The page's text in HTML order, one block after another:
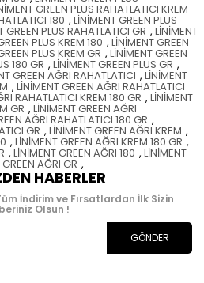
GREEN PLUS RAHATLATICI KREM
180 , LİNİMENT GREEN PLUS
GREEN PLUS RAHATLATICI GR , LİNİMENT
PLUS KREM 180 , LİNİMENT GREEN
PLUS KREM GR , LİNİMENT GREEN
180 GR , LİNİMENT GREEN PLUS GR ,
GREEN AĞRI RAHATLATICI , LİNİMENT
, LİNİMENT GREEN AĞRI RAHATLATICI
RAHATLATICI KREM 180 GR , LİNİMENT
GR , LİNİMENT GREEN AĞRI
AĞRI RAHATLATICI 180 GR ,
GR , LİNİMENT GREEN AĞRI KREM ,
, LİNİMENT GREEN AĞRI KREM 180 GR ,
, LİNİMENT GREEN AĞRI 180 , LİNİMENT
AĞRI GR ,
HABERLER
İndirim ve Fırsatlardan İlk Sizin
Olsun !
GÖNDER